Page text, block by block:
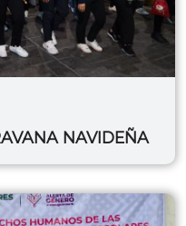
NAVIDEÑA